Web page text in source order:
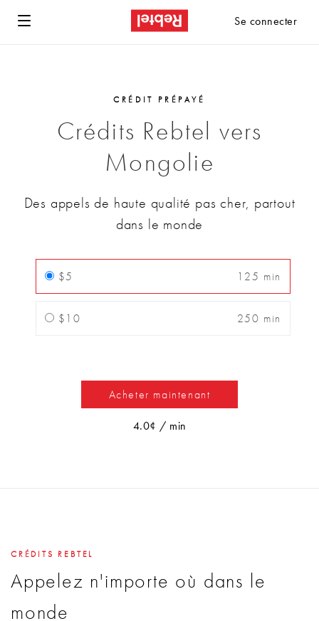
Se connecter
CRÉDIT PRÉPAYÉ
Crédits Rebtel vers
Mongolie
Des appels de haute qualité pas cher, partout
dans le monde
$5 125 min
$10 250 min
Acheter maintenant
4.0¢ / min
CRÉDITS REBTEL
Appelez n'importe où dans le
monde